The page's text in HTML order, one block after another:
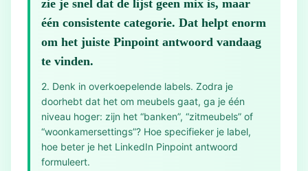
zie je snel dat de lijst geen mix is, maar
één consistente categorie. Dat helpt enorm
om het juiste Pinpoint antwoord vandaag
te vinden.
2. Denk in overkoepelende labels. Zodra je
doorhebt dat het om meubels gaat, ga je één
niveau hoger: zijn het “banken”, “zitmeubels” of
“woonkamersettings”? Hoe specifieker je label,
hoe beter je het LinkedIn Pinpoint antwoord
formuleert.